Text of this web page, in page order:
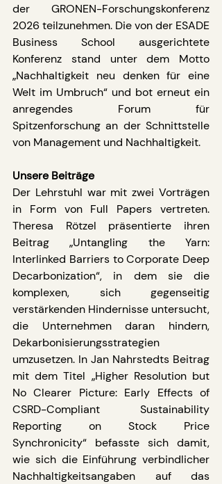
der GRONEN-Forschungskonferenz
2026 teilzunehmen. Die von der ESADE
Business School ausgerichtete
Konferenz stand unter dem Motto
„Nachhaltigkeit neu denken für eine
Welt im Umbruch“ und bot erneut ein
anregendes Forum für
Spitzenforschung an der Schnittstelle
von Management und Nachhaltigkeit.
Unsere Beiträge
Der Lehrstuhl war mit zwei Vorträgen
in Form von Full Papers vertreten.
Theresa Rötzel präsentierte ihren
Beitrag „Untangling the Yarn:
Interlinked Barriers to Corporate Deep
Decarbonization“, in dem sie die
komplexen, sich gegenseitig
verstärkenden Hindernisse untersucht,
die Unternehmen daran hindern,
Dekarbonisierungsstrategien
umzusetzen. In Jan Nahrstedts Beitrag
mit dem Titel „Higher Resolution but
No Clearer Picture: Early Effects of
CSRD-Compliant Sustainability
Reporting on Stock Price
Synchronicity“ befasste sich damit,
wie sich die Einführung verbindlicher
Nachhaltigkeitsangaben auf das